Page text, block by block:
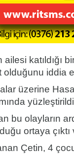
ailesi katıldığı
olduğunu iddia
üzerine
bu olayların
ortaya çıktı
Çetin, 4